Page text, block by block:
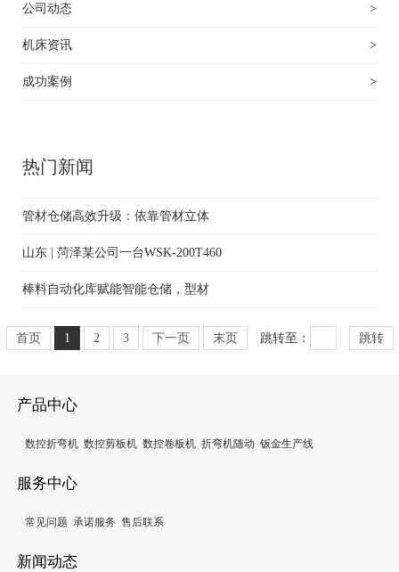
公司动态 >
机床资讯 >
成功案例 >
热门新闻
管材仓储高效升级：依靠管材立体
山东 | 菏泽某公司一台WSK-200T460
棒料自动化库赋能智能仓储，型材
首页 1 2 3 下一页 末页 跳转至： 跳转
产品中心
数控折弯机 数控剪板机 数控卷板机 折弯机随动 钣金生产线
服务中心
常见问题 承诺服务 售后联系
新闻动态